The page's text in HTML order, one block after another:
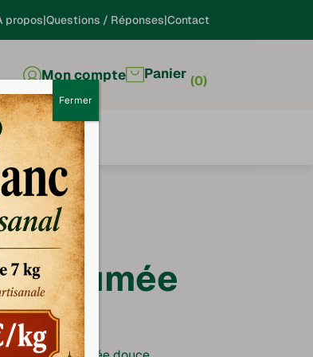
propos Questions / Réponses Contact
Mon compte Panier 0
fumée
Fermer